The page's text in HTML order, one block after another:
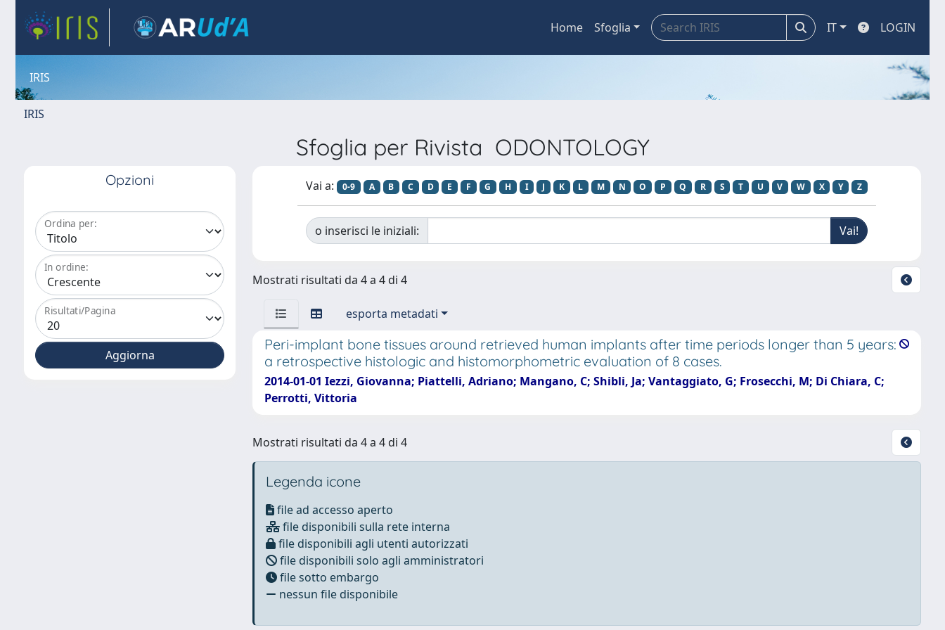
Home Sfoglia IT LOGIN
IRIS
IRIS
Sfoglia per Rivista ODONTOLOGY
Opzioni
Ordina per:
In ordine:
Risultati/Pagina
Vai a: 0-9 A B C D E F G H I J K L M N O P Q R S T U V W X Y Z
o inserisci le iniziali:
Mostrati risultati da 4 a 4 di 4
esporta metadati
Peri-implant bone tissues around retrieved human implants after time periods longer than 5 years:
a retrospective histologic and histomorphometric evaluation of 8 cases.
2014-01-01 Iezzi, Giovanna; Piattelli, Adriano; Mangano, C; Shibli, Ja; Vantaggiato, G; Frosecchi, M; Di Chiara, C;
Perrotti, Vittoria
Mostrati risultati da 4 a 4 di 4
Legenda icone
file ad accesso aperto
file disponibili sulla rete interna
file disponibili agli utenti autorizzati
file disponibili solo agli amministratori
file sotto embargo
nessun file disponibile